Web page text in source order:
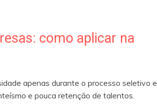
como aplicar na
apenas durante o processo seletivo e
e pouca retenção de talentos.